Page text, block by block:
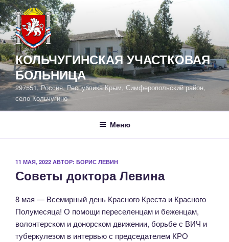
Перейти
к
содержимому
КОЛЬЧУГИНСКАЯ УЧАСТКОВАЯ
БОЛЬНИЦА
297551, Россия, Республика Крым, Симферопольский район,
село Кольчугино
Меню
ОПУБЛИКОВАНО
11 МАЯ, 2022 АВТОР: БОРИС ЛЕВИН
Советы доктора Левина
8 мая — Всемирный день Красного Креста и Красного
Полумесяца! О помощи переселенцам и беженцам,
волонтерском и донорском движении, борьбе с ВИЧ и
туберкулезом в интервью с председателем КРО